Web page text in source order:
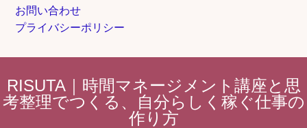
お問い合わせ
プライバシーポリシー
RISUTA｜時間マネージメント講座と思
考整理でつくる、自分らしく稼ぐ仕事の
作り方